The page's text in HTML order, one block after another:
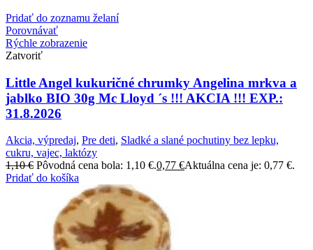
Pridať do zoznamu želaní
Porovnávať
Rýchle zobrazenie
Zatvoriť
Little Angel kukuričné chrumky Angelina mrkva a
jablko BIO 30g Mc Lloyd ´s !!! AKCIA !!! EXP.:
31.8.2026
Akcia, výpredaj, Pre deti, Sladké a slané pochutiny bez lepku,
cukru, vajec, laktózy
1,10€ Pôvodná cena bola: 1,10 €.0,77 €Aktuálna cena je: 0,77 €.
Pridať do košíka